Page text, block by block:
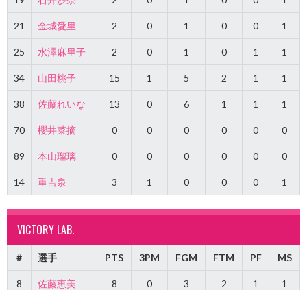
21 金城愛里 2 0 1 0 0 1
25 水澤麻里子 2 0 1 0 1 1
34 山田桃子 15 1 5 2 1 1
38 佐藤れいな 13 0 6 1 1 1
70 櫻井菜摘 0 0 0 0 0 0
89 本山瑠璃 0 0 0 0 0 0
14 重吉泉 3 1 0 0 0 1
VICTORY LAB.
# 選手 PTS 3PM FGM FTM PF MS
8 佐藤恵美 8 0 3 2 1 1